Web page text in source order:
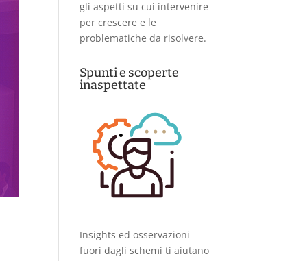
gli aspetti su cui intervenire
per crescere e le
problematiche da risolvere.
Spunti e scoperte
inaspettate
Insights ed osservazioni
fuori dagli schemi ti aiutano